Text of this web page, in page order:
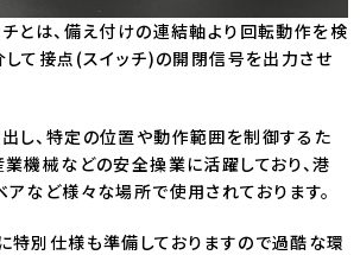
チとは、備え付けの連結軸より回転動作を検
して接点(スイッチ)の開閉信号を出力させ
し、特定の位置や動作範囲を制御するた
業機械などの安全操業に活躍しており、港
など様々な場所で使用されております。
特別仕様も準備しておりますので過酷な環